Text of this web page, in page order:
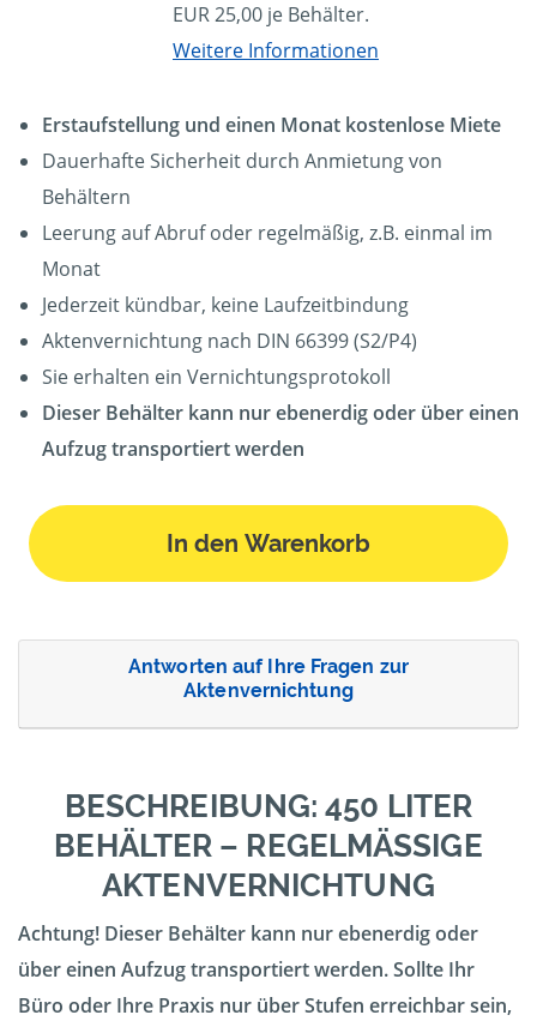
EUR 25,00 je Behälter.
Weitere Informationen
Erstaufstellung und einen Monat kostenlose Miete
Dauerhafte Sicherheit durch Anmietung von
Behältern
Leerung auf Abruf oder regelmäßig, z.B. einmal im
Monat
Jederzeit kündbar, keine Laufzeitbindung
Aktenvernichtung nach DIN 66399 (S2/P4)
Sie erhalten ein Vernichtungsprotokoll
Dieser Behälter kann nur ebenerdig oder über einen
Aufzug transportiert werden
In den Warenkorb
Antworten auf Ihre Fragen zur
Aktenvernichtung
BESCHREIBUNG: 450 LITER
BEHÄLTER – REGELMÄSSIGE A
KTENVERNICHTUNG
Achtung! Dieser Behälter kann nur ebenerdig oder
über einen Aufzug transportiert werden. Sollte Ihr
Büro oder Ihre Praxis nur über Stufen erreichbar sein,